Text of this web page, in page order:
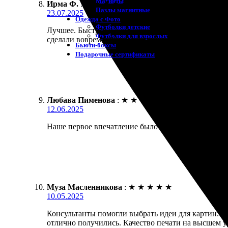
Пазлы магнитные
Одежда с Фото
Футболки детские
Футболки для взрослых
Бьюти-боксы
Подарочные сертификаты
Ирма Ф. : ★ ★ ★ ★
23.07.2025
Лучшее. Быстрая и качественная печать.
сделали вовремя. Результат превзошёл ожидания.
Любава Пименова : ★ ★ ★
12.06.2025
Наше первое впечатление было положительным.
Муза Масленникова : ★ ★ ★ ★ ★
10.05.2025
Консультанты помогли выбрать идеи для картин.
отлично получились. Качество печати на высшем